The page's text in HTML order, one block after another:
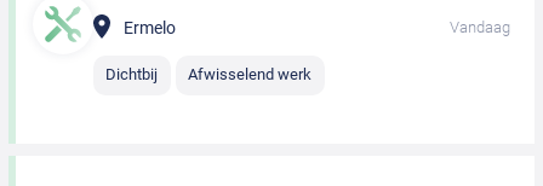
Ermelo Vandaag
Dichtbij Afwisselend werk